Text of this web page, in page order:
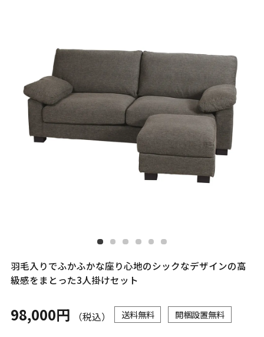
羽毛入りでふかふかな座り心地のシックなデザインの高
級感をまとった3人掛けセット
98,000円 （税込） 送料無料 開梱設置無料